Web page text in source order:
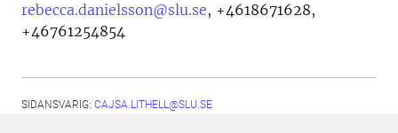
rebecca.danielsson@slu.se, +4618671628,
+46761254854
SIDANSVARIG: CAJSA.LITHELL@SLU.SE